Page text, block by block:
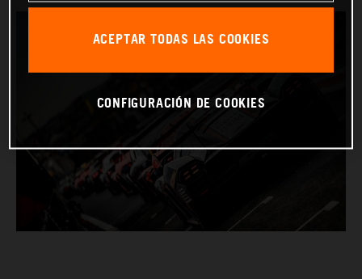
ACEPTAR TODAS LAS COOKIES
CONFIGURACIÓN DE COOKIES